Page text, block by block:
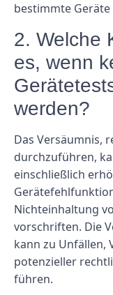
bestimmte
2. Welche
es, wenn
werden?
Das Versäumnis,
durchzuführen,
einschließlich
Nichteinhaltung
vorschriften. Die
kann zu Unfällen,
potenzieller
führen.